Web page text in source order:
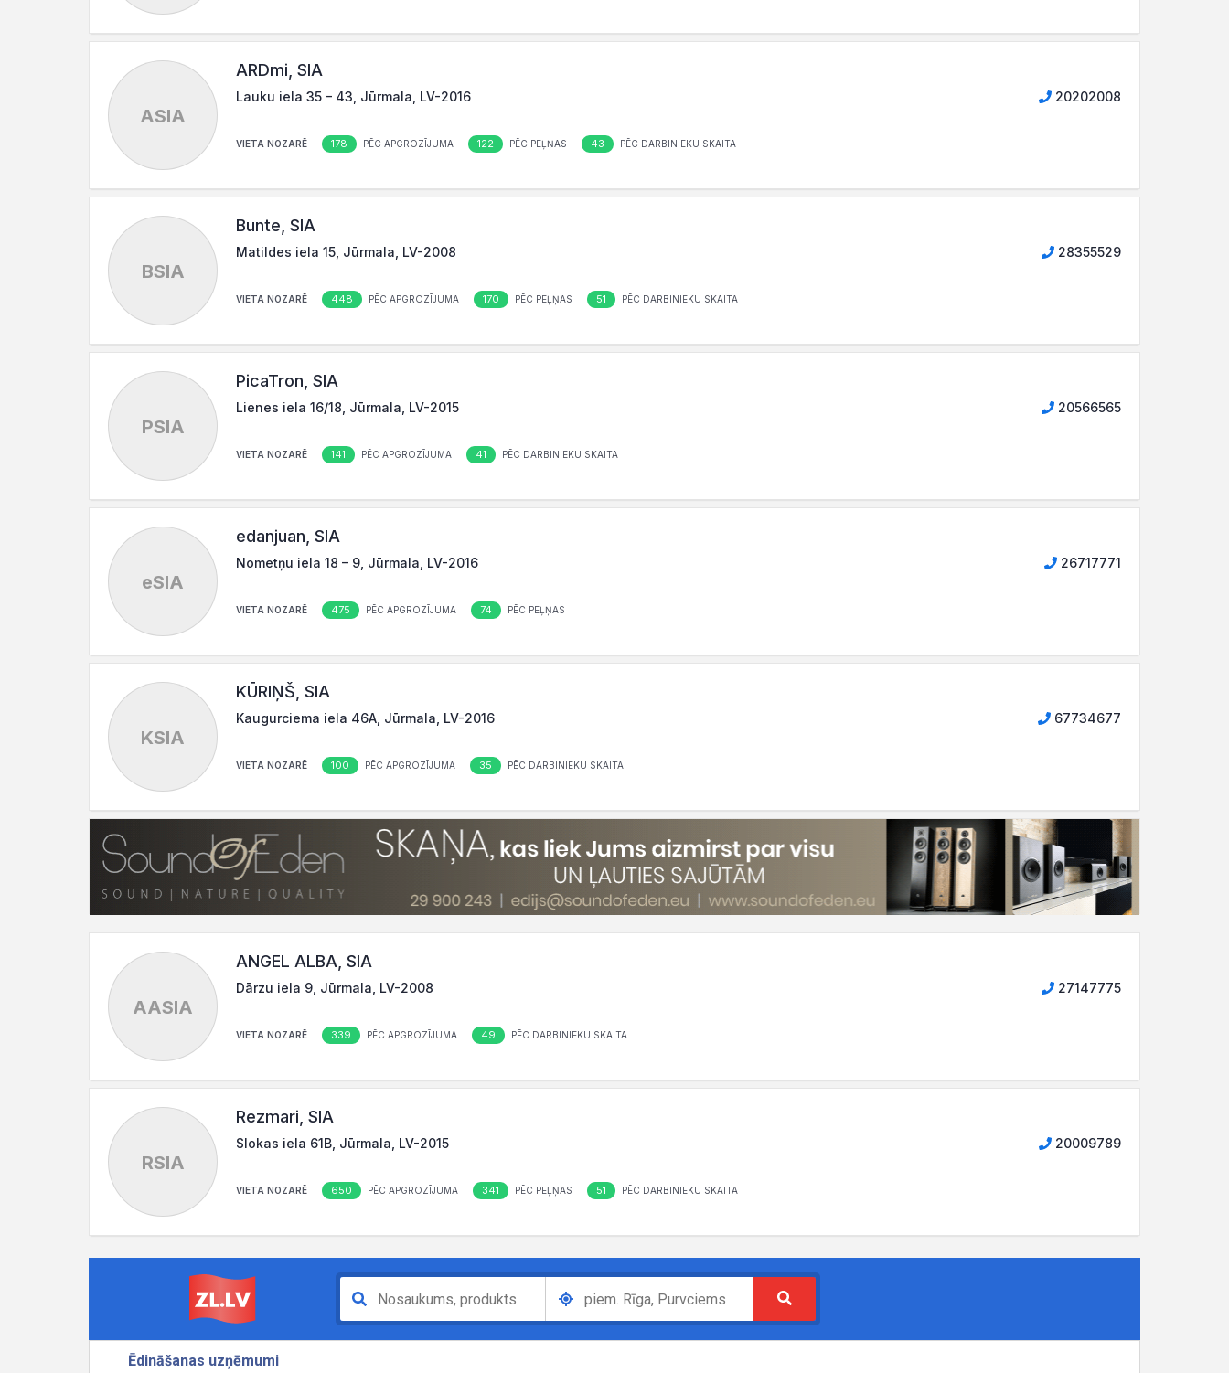
ASIA
ARDmi, SIA
Lauku iela 35 – 43, Jūrmala, LV-2016 20202008
VIETA NOZARĒ 178 PĒC APGROZĪJUMA 122 PĒC PEĻŅAS 43 PĒC DARBINIEKU SKAITA
BSIA
Bunte, SIA
Matildes iela 15, Jūrmala, LV-2008 28355529
VIETA NOZARĒ 448 PĒC APGROZĪJUMA 170 PĒC PEĻŅAS 51 PĒC DARBINIEKU SKAITA
PSIA
PicaTron, SIA
Lienes iela 16/18, Jūrmala, LV-2015 20566565
VIETA NOZARĒ 141 PĒC APGROZĪJUMA 41 PĒC DARBINIEKU SKAITA
eSIA
edanjuan, SIA
Nometņu iela 18 – 9, Jūrmala, LV-2016 26717771
VIETA NOZARĒ 475 PĒC APGROZĪJUMA 74 PĒC PEĻŅAS
KSIA
KŪRIŅŠ, SIA
Kaugurciema iela 46A, Jūrmala, LV-2016 67734677
VIETA NOZARĒ 100 PĒC APGROZĪJUMA 35 PĒC DARBINIEKU SKAITA
AASIA
ANGEL ALBA, SIA
Dārzu iela 9, Jūrmala, LV-2008 27147775
VIETA NOZARĒ 339 PĒC APGROZĪJUMA 49 PĒC DARBINIEKU SKAITA
RSIA
Rezmari, SIA
Slokas iela 61B, Jūrmala, LV-2015 20009789
VIETA NOZARĒ 650 PĒC APGROZĪJUMA 341 PĒC PEĻŅAS 51 PĒC DARBINIEKU SKAITA